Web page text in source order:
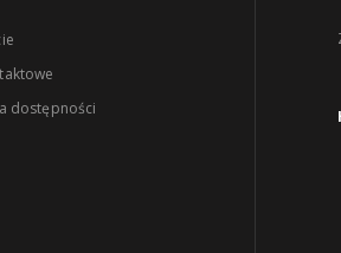
dostępności